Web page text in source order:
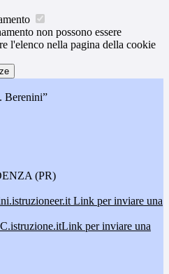
non possono essere
l'elenco nella pagina della cookie
Berenini”
(PR)
Link per inviare una
Link per inviare una